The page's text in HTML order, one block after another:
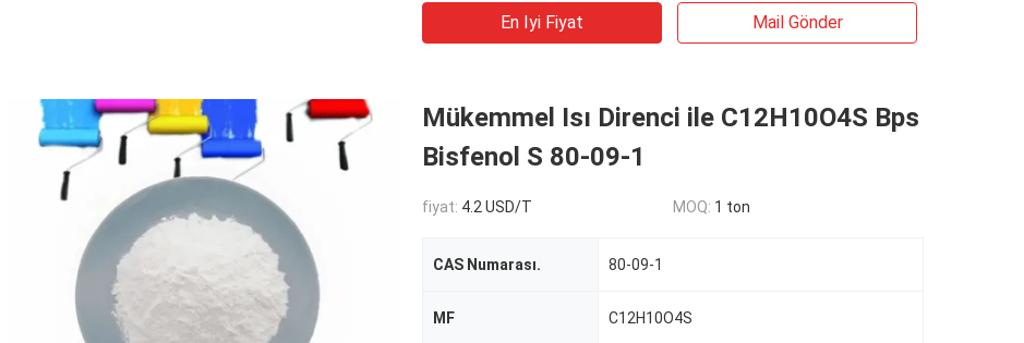
En Iyi Fiyat Mail Gönder
Mükemmel Isı Direnci ile C12H10O4S Bps
Bisfenol S 80-09-1
fiyat: 4.2 USD/T MOQ: 1 ton
CAS Numarası. 80-09-1
MF C12H10O4S